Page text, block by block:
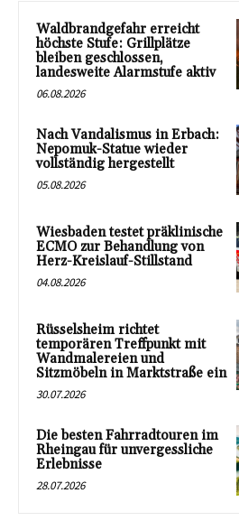
Waldbrandgefahr erreicht
höchste Stufe: Grillplätze
bleiben geschlossen,
landesweite Alarmstufe aktiv
06.08.2026
Nach Vandalismus in Erbach:
Nepomuk-Statue wieder
vollständig hergestellt
05.08.2026
Wiesbaden testet präklinische
ECMO zur Behandlung von
Herz-Kreislauf-Stillstand
04.08.2026
Rüsselsheim richtet
temporären Treffpunkt mit
Wandmalereien und
Sitzmöbeln in Marktstraße ein
30.07.2026
Die besten Fahrradtouren im
Rheingau für unvergessliche
Erlebnisse
28.07.2026